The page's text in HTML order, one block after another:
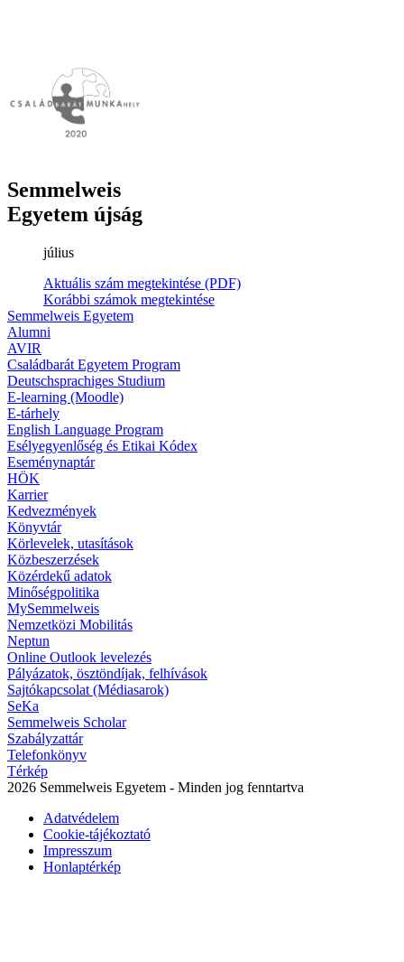
Semmelweis
Egyetem újság
július
Aktuális szám megtekintése (PDF)
Korábbi számok megtekintése
Semmelweis Egyetem
Alumni
AVIR
Családbarát Egyetem Program
Deutschsprachiges Studium
E-learning (Moodle)
E-tárhely
English Language Program
Esélyegyenlőség és Etikai Kódex
Eseménynaptár
HÖK
Karrier
Kedvezmények
Könyvtár
Körlevelek, utasítások
Közbeszerzések
Közérdekű adatok
Minőségpolitika
MySemmelweis
Nemzetközi Mobilitás
Neptun
Online Outlook levelezés
Pályázatok, ösztöndíjak, felhívások
Sajtókapcsolat (Médiasarok)
SeKa
Semmelweis Scholar
Szabályzattár
Telefonkönyv
Térkép
2026 Semmelweis Egyetem - Minden jog fenntartva
Adatvédelem
Cookie-tájékoztató
Impresszum
Honlaptérkép